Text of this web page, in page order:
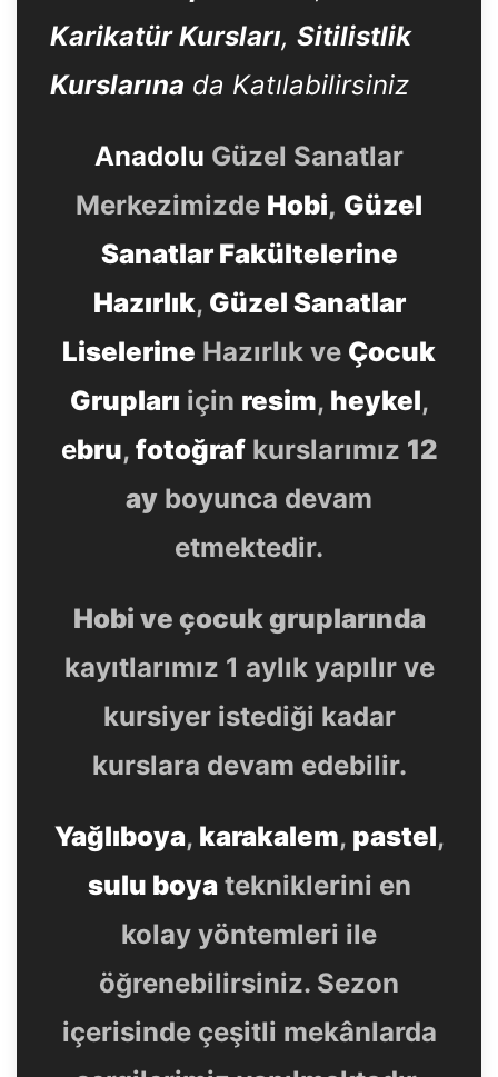
Karikatür Kursları, Sitilistlik
Kurslarına da Katılabilirsiniz
Anadolu Güzel Sanatlar
Merkezimizde Hobi, Güzel
Sanatlar Fakültelerine
Hazırlık, Güzel Sanatlar
Liselerine Hazırlık ve Çocuk
Grupları için resim, heykel,
ebru, fotoğrafkurslarımız 12
ay boyunca devam
etmektedir.
Hobi ve çocuk gruplarında
kayıtlarımız 1 aylık yapılır ve
kursiyer istediği kadar
kurslara devam edebilir.
Yağlıboya, karakalem, pastel,
sulu boyatekniklerini en
kolay yöntemleri ile
öğrenebilirsiniz. Sezon
içerisinde çeşitli mekânlarda